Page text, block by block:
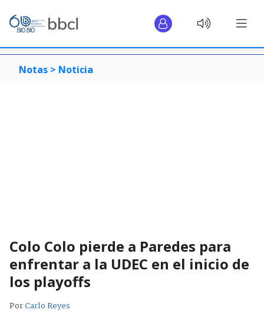
Notas > Noticia
Colo Colo pierde a Paredes para
enfrentar a la UDEC en el inicio de
los playoffs
PorCarlo Reyes